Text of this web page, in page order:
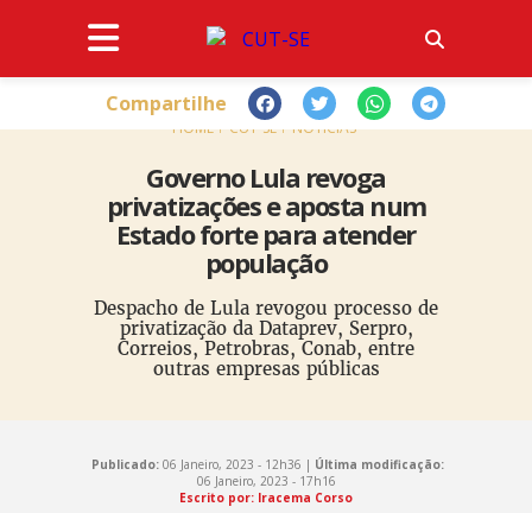
HOME CUT-SE NOTÍCIAS
Governo Lula revoga
privatizações e aposta num
Estado forte para atender
população
Despacho de Lula revogou processo de
privatização da Dataprev, Serpro,
Correios, Petrobras, Conab, entre
outras empresas públicas
Compartilhe
Publicado: 06 Janeiro, 2023 - 12h36 | Última modificação:
06 Janeiro, 2023 - 17h16
Escrito por: Iracema Corso